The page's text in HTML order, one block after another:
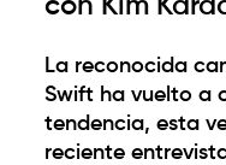
con Kim
La reconocida
Swift ha vuelto a
tendencia, esta
reciente